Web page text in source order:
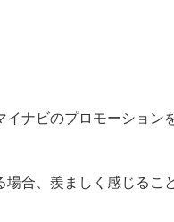
イナビのプロモーション
合、羨ましく感じるこ